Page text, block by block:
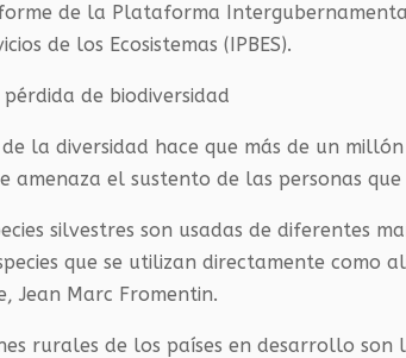
de la Plataforma
de los Ecosistemas (IPBES).
de biodiversidad
la diversidad hace que más de un
amenaza el sustento de las personas
silvestres son usadas de diferentes
que se utilizan directamente como
Jean Marc Fromentin.
rurales de los países en desarrollo son